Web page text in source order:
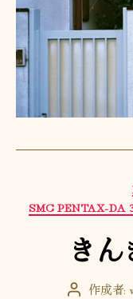
SMC PENTAX-DA
き
投 作成者: